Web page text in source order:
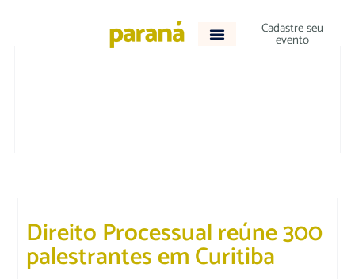
Cadastre seu
evento
Direito Processual reúne 300
palestrantes em Curitiba